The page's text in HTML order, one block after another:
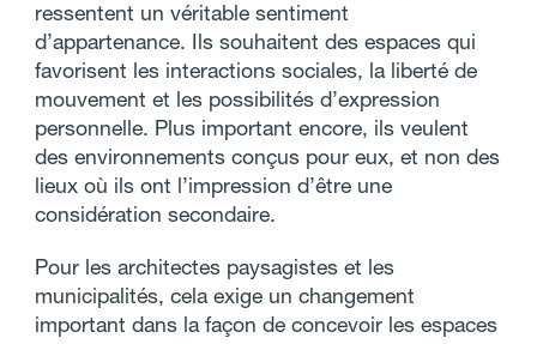
ressentent un véritable sentiment
d’appartenance. Ils souhaitent des espaces qui
favorisent les interactions sociales, la liberté de
mouvement et les possibilités d’expression
personnelle. Plus important encore, ils veulent
des environnements conçus pour eux, et non des
lieux où ils ont l’impression d’être une
considération secondaire.
Pour les architectes paysagistes et les
municipalités, cela exige un changement
important dans la façon de concevoir les espaces